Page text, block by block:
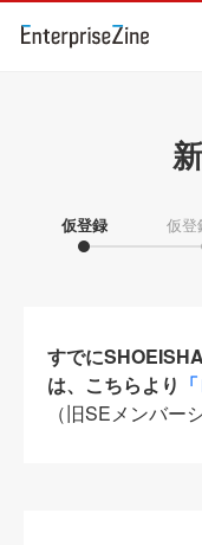
仮登録 仮登
すでに
は、こちらより
（旧SEメンバー